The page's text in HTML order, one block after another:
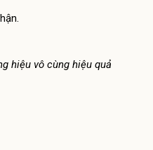
hiệu vô cùng hiệu quả